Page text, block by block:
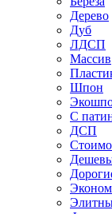
Дерево
Дуб
ЛДСП
Массив
Шпон
С
ДСП